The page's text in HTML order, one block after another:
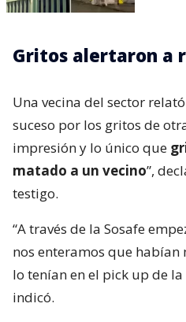
Gritos alertaron a
Una vecina del sector
suceso por los gritos de
impresión y lo único que
matado a un vecino”,
testigo.
“A través de la Sosafe
nos enteramos que
lo tenían en el pick up de
indicó.